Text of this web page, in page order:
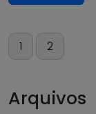
Paginação
posts
1 2
Arquivos